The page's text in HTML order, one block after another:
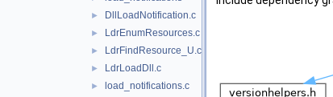
► DllLoadNotification.c
► LdrEnumResources.c
► LdrFindResource_U.c
► LdrLoadDll.c
► load_notifications.c